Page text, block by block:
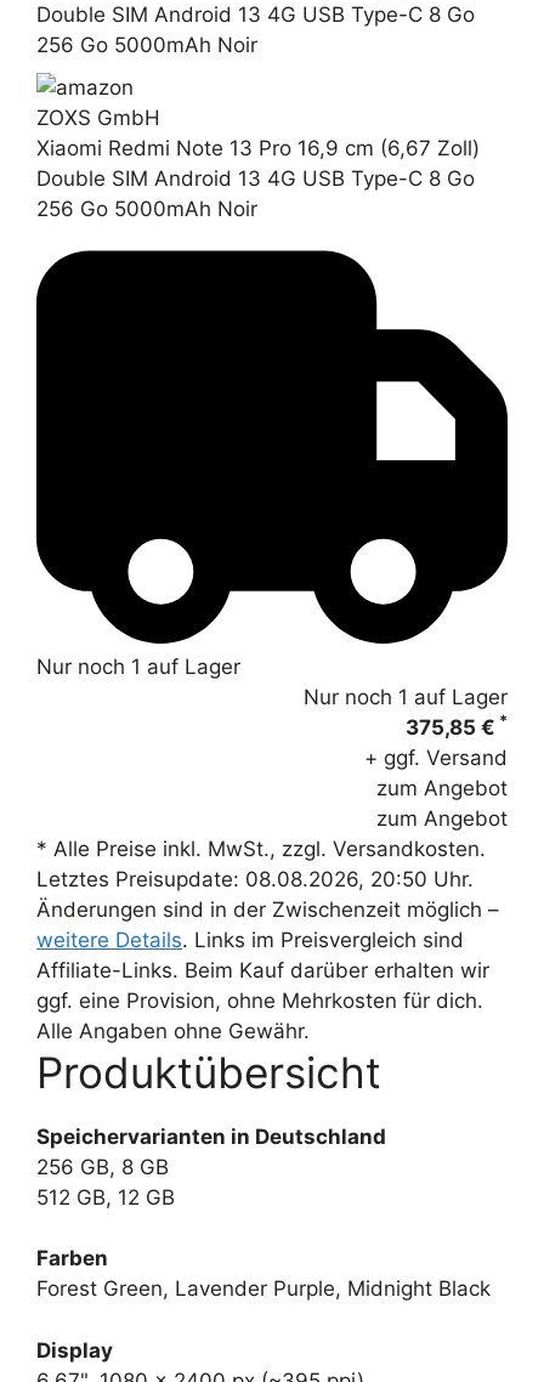
Double SIM Android 13 4G USB Type-C 8 Go
256 Go 5000mAh Noir
ZOXS GmbH
Xiaomi Redmi Note 13 Pro 16,9 cm (6,67 Zoll)
Double SIM Android 13 4G USB Type-C 8 Go
256 Go 5000mAh Noir
Nur noch 1 auf Lager
Nur noch 1 auf Lager
375,85 € *
+ ggf. Versand
zum Angebot
zum Angebot
* Alle Preise inkl. MwSt., zzgl. Versandkosten.
Letztes Preisupdate: 08.08.2026, 20:50 Uhr.
Änderungen sind in der Zwischenzeit möglich –
weitere Details. Links im Preisvergleich sind
Affiliate-Links. Beim Kauf darüber erhalten wir
ggf. eine Provision, ohne Mehrkosten für dich.
Alle Angaben ohne Gewähr.
Produktübersicht
Speichervarianten in Deutschland
256 GB, 8 GB
512 GB, 12 GB
Farben
Forest Green, Lavender Purple, Midnight Black
Display